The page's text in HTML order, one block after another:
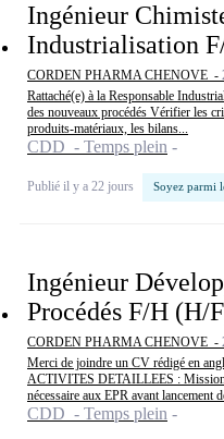
Ingénieur
Industrialisation
CORDEN PHARMA CHENOVE -
Rattaché(e) à la Responsable
des nouveaux procédés Vérifier les
produits-matériaux, les bilans...
CDD - Temps plein
Publié il y a 22 jours Soyez parmi
Ingénieur
Procédés F/H (H/
CORDEN PHARMA CHENOVE -
Merci de joindre un CV rédigé en
ACTIVITES DETAILLEES :
nécessaire aux EPR avant lancement
CDD - Temps plein